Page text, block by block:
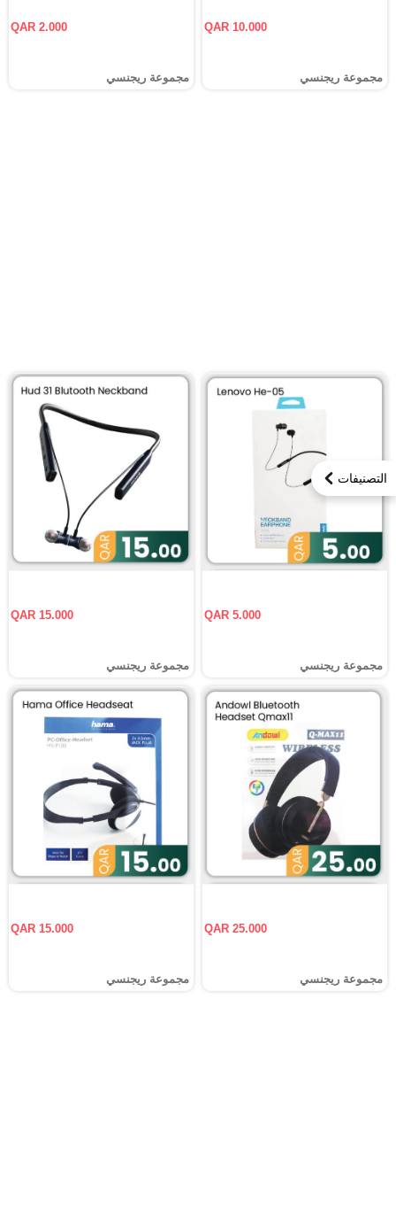
التصنيفات
QAR 10.000
مجموعة ريجنسي
QAR 2.000
مجموعة ريجنسي
QAR 5.000
مجموعة ريجنسي
QAR 15.000
مجموعة ريجنسي
QAR 25.000
مجموعة ريجنسي
QAR 15.000
مجموعة ريجنسي